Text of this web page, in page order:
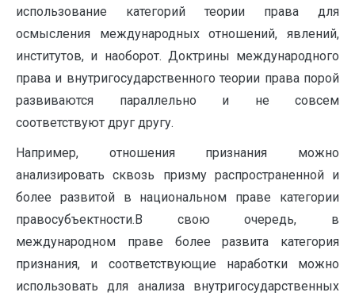
использование категорий теории права для
осмысления международных отношений, явлений,
институтов, и наоборот. Доктрины международного
права и внутригосударственного теории права порой
развиваются параллельно и не совсем
соответствуют друг другу.
Например, отношения признания можно
анализировать сквозь призму распространенной и
более развитой в национальном праве категории
правосубъектности.В свою очередь, в
международном праве более развита категория
признания, и соответствующие наработки можно
использовать для анализа внутригосударственных